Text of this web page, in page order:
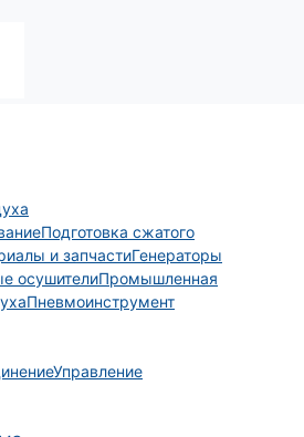
Подготовка сжатого
и запчастиГенераторы
осушителиПромышленная
Пневмоинструмент
Управление